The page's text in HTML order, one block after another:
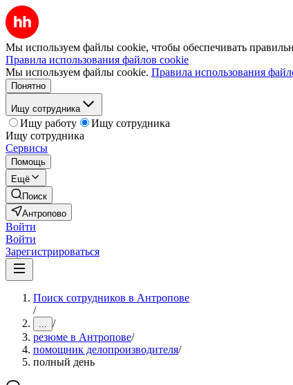
Мы используем файлы cookie, чтобы обеспечивать
Правила использования файлов cookie
Мы используем файлы cookie. Правила использования
Понятно
Ищу сотрудника
Ищу работу
Ищу сотрудника
Ищу сотрудника
Сервисы
Помощь
Ещё
Поиск
Антропово
Войти
Войти
Зарегистрироваться
Поиск сотрудников в Антропове
/
... /
резюме в Антропове/
помощник делопроизводителя/
полный день